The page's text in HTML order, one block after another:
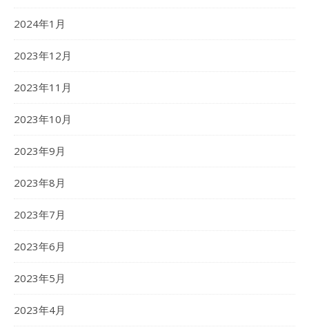
2024年1月
2023年12月
2023年11月
2023年10月
2023年9月
2023年8月
2023年7月
2023年6月
2023年5月
2023年4月